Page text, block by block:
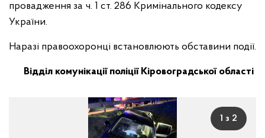
провадження за ч. 1 ст. 286 Кримінального кодексу
України.
Наразі правоохоронці встановлюють обставини події.
Відділ комунікації поліції Кіровоградської області
1 з 2